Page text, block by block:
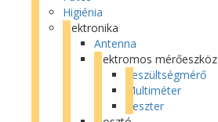
Higiénia
Elektronika
Antenna
Elektromos mérőeszköz
Feszültségmérő
Multiméter
Teszter